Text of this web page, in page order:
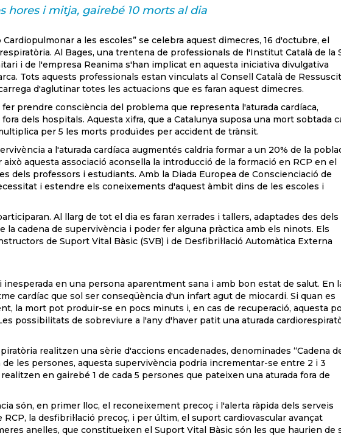
hores i mitja, gairebé 10 morts al dia
a les escoles” se celebra aquest dimecres, 16 d'octubre, el
Al Bages, una trentena de professionals de l'Institut Català de la
i de l'empresa Reanima s'han implicat en aquesta iniciativa divulgativa
Tots aquests professionals estan vinculats al Consell Català de
d'aglutinar totes les actuacions que es faran aquest dimecres.
prendre consciència del problema que representa l'aturada cardíaca,
dels hospitals. Aquesta xifra, que a Catalunya suposa una mort sobtada
per 5 les morts produïdes per accident de trànsit.
a l'aturada cardíaca augmentés caldria formar a un 20% de la
aquesta associació aconsella la introducció de la formació en RCP en el
dels professors i estudiants. Amb la Diada Europea de Conscienciació de
i estendre els coneixements d'aquest àmbit dins de les escoles i
Al llarg de tot el dia es faran xerrades i tallers, adaptades des dels
cadena de supervivència i poder fer alguna pràctica amb els ninots. Els
de Suport Vital Bàsic (SVB) i de Desfibril·lació Automàtica Externa
en una persona aparentment sana i amb bon estat de salut. En
cardíac que sol ser conseqüència d'un infart agut de miocardi. Si quan es
la mort pot produir-se en pocs minuts i, en cas de recuperació, aquesta
possibilitats de sobreviure a l'any d'haver patit una aturada
realitzen una sèrie d'accions encadenades, denominades “Cadena
les persones, aquesta supervivència podria incrementar-se entre 2 i 3
en gairebé 1 de cada 5 persones que pateixen una aturada fora de
són, en primer lloc, el reconeixement precoç i l'alerta ràpida dels serveis
la desfibril·lació precoç, i per últim, el suport cardiovascular avançat
anelles, que constitueixen el Suport Vital Bàsic són les que haurien de